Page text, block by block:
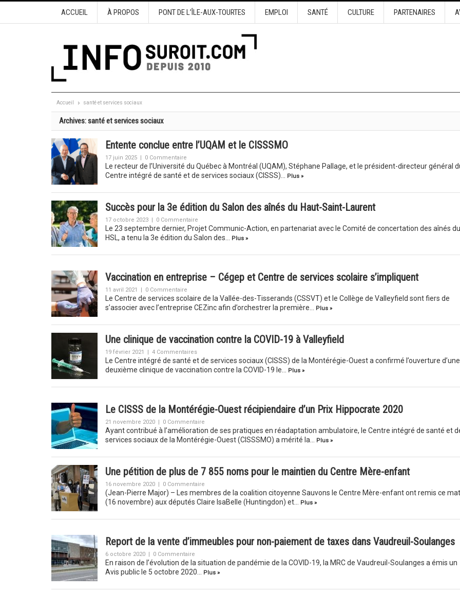
ACCUEIL À PROPOS PONT DE L’ÎLE-AUX-TOURTES EMPLOI SANTÉ CULTURE PARTENAIRES
Accueil santé et services sociaux
Archives:santé et services sociaux
Entente conclue entre l’UQAM et le CISSSMO
17 juin 2025 | 0 Commentaire
Le recteur de l’Université du Québec à Montréal (UQAM), Stéphane Pallage, et le président-directeur général
Centre intégré de santé et de services sociaux (CISSS)…
Plus »
Succès pour la 3e édition du Salon des aînés du Haut-Saint-Laurent
17 octobre 2023 | 0 Commentaire
Le 23 septembre dernier, Projet Communic-Action, en partenariat avec le Comité de concertation des aînés du
HSL, a tenu la 3e édition du Salon des…
Plus »
Vaccination en entreprise – Cégep et Centre de services scolaire s’impliquent
11 avril 2021 | 0 Commentaire
Le Centre de services scolaire de la Vallée-des-Tisserands (CSSVT) et le Collège de Valleyfield sont fiers de
s’associer avec l’entreprise CEZinc afin d’orchestrer la première…
Plus »
Une clinique de vaccination contre la COVID-19 à Valleyfield
19 février 2021 | 4 Commentaires
Le Centre intégré de santé et de services sociaux (CISSS) de la Montérégie-Ouest a confirmé l’ouverture d’une
deuxième clinique de vaccination contre la COVID-19 le…
Plus »
Le CISSS de la Montérégie-Ouest récipiendaire d’un Prix Hippocrate 2020
21 novembre 2020 | 0 Commentaire
Ayant contribué à l’amélioration de ses pratiques en réadaptation ambulatoire, le Centre intégré de santé et
services sociaux de la Montérégie-Ouest (CISSSMO) a mérité la…
Plus »
Une pétition de plus de 7 855 noms pour le maintien du Centre Mère-enfant
16 novembre 2020 | 0 Commentaire
(Jean-Pierre Major) – Les membres de la coalition citoyenne Sauvons le Centre Mère-enfant ont remis ce
(16 novembre) aux députés Claire IsaBelle (Huntingdon) et…
Plus »
Report de la vente d’immeubles pour non-paiement de taxes dans Vaudreuil-Soulanges
6 octobre 2020 | 0 Commentaire
En raison de l’évolution de la situation de pandémie de la COVID-19, la MRC de Vaudreuil-Soulanges a émis un
Avis public le 5 octobre 2020…
Plus »